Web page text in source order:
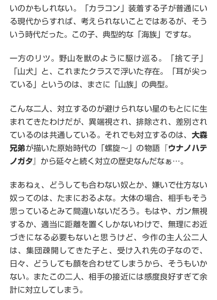
いのかもしれない。「カラコン」装着する子が普通にい
る現代からすれば、考えられないことではあるが、そう
いう時代だった。この子、典型的な「海族」ですな。
一方のリツ。野山を獣のように駆け巡る。「捨て子」
「山犬」と、これまたクラスで浮いた存在。「耳が尖っ
ている」というのは、まさに「山族」の典型。
こんな二人、対立するのが避けられない星のもとにに生
まれてきたわけだが、異端視され、排除され、差別され
ているのは共通している。それでも対立するのは、 大森
兄弟が描いた原始時代の「螺旋～」の物語『ウナノハテ
ノガタ 』から延々と続く対立の歴史なんだなぁ…。
まあねぇ、どうしても合わない奴とか、嫌いで仕方ない
奴ってのは、たまにおるよな。大体の場合、相手もそう
思っているとみて間違いないだろう。もはや、ガン無視
するか、適当に距離を置くしかないわけで、無理にお近
づきになる必要もないと思うけど、今作の主人公二人
は、集団疎開してきた子と、受け入れ先の子なので、
日々、どうしても顔を合わせてしまうから、そうもいか
ない。またこの二人、相手の接近には感度良好すぎて余
計に対立してしまう。